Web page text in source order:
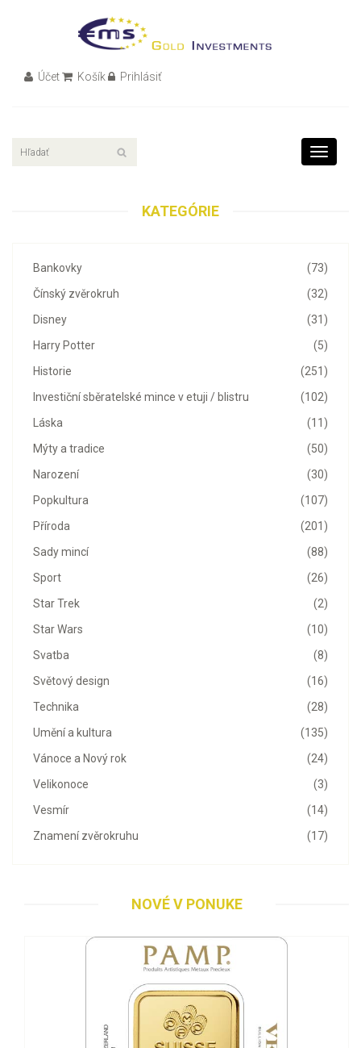
Účet Košík Prihlásiť
Toggle
KATEGÓRIE
(73)
Bankovky
(32)
Čínský zvěrokruh
(31)
Disney
(5)
Harry Potter
(251)
Historie
(102)
Investiční sběratelské mince v etuji / blistru
(11)
Láska
(50)
Mýty a tradice
(30)
Narození
(107)
Popkultura
(201)
Příroda
(88)
Sady mincí
(26)
Sport
(2)
Star Trek
(10)
Star Wars
(8)
Svatba
(16)
Světový design
(28)
Technika
(135)
Umění a kultura
(24)
Vánoce a Nový rok
(3)
Velikonoce
(14)
Vesmír
(17)
Znamení zvěrokruhu
NOVÉ V PONUKE